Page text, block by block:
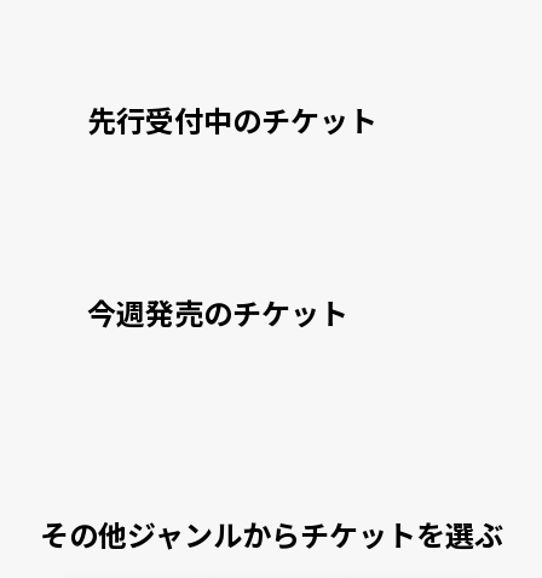
先行受付中のチケット
今週発売のチケット
その他ジャンルからチケットを選ぶ